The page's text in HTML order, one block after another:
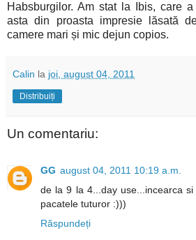
Habsburgilor. Am stat la Ibis, care
asta din proasta impresie lăsată
camere mari și mic dejun copios.
Calin la joi, august 04, 2011
Distribuiți
Un comentariu:
GG august 04, 2011 10:19 a.m.
de la 9 la 4...day use...incearca
pacatele tuturor :)))
Răspundeți